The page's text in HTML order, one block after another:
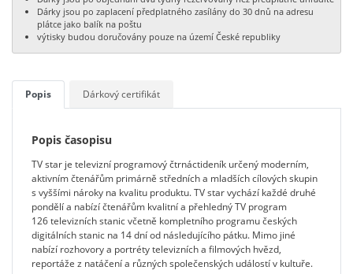
Dárky jsou po zaplacení předplatného zasílány do 30 dnů na adresu
plátce jako balík na poštu
výtisky budou doručovány pouze na území České republiky
Popis Dárkový certifikát
Popis časopisu
TV star je televizní programový čtrnáctideník určený moderním,
aktivním čtenářům primárně středních a mladších cílových skupin
s vyššími nároky na kvalitu produktu. TV star vychází každé druhé
pondělí a nabízí čtenářům kvalitní a přehledný TV program
126 televizních stanic včetně kompletního programu českých
digitálních stanic na 14 dní od následujícího pátku. Mimo jiné
nabízí rozhovory a portréty televizních a filmových hvězd,
reportáže z natáčení a různých společenských událostí v kultuře.